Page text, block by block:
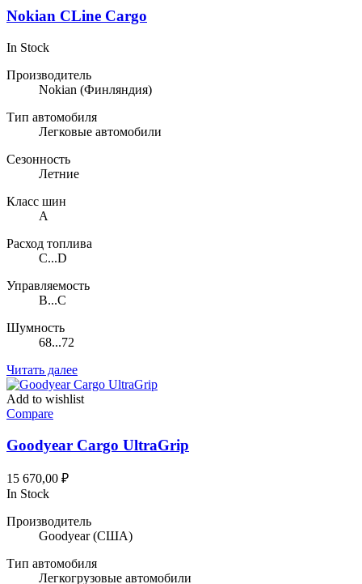
Nokian CLine Cargo
In Stock
Производитель
Nokian (Финляндия)
Тип автомобиля
Легковые автомобили
Сезонность
Летние
Класс шин
A
Расход топлива
C...D
Управляемость
B...C
Шумность
68...72
Читать далее
Add to wishlist
Compare
Goodyear Cargo UltraGrip
15 670,00 ₽
In Stock
Производитель
Goodyear(США)
Тип автомобиля
Легкогрузовые автомобили